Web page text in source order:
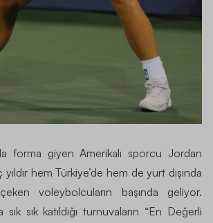
forma giyen Amerikalı sporcu Jordan
hem Türkiye’de hem de yurt dışında
voleybolcuların başında geliyor.
sık katıldığı turnuvaların “En Değerli